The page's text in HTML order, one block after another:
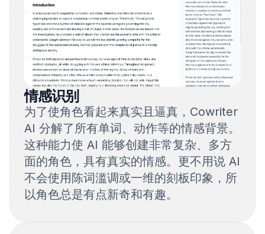
情感识别
为了使角色看起来真实且逼真，Cowriter
AI 分解了所有单词、动作等的情感背景。
这种能力使 AI 能够创建非常复杂、多方
面的角色，具有真实的情感。更不用说 AI
不会使用陈词滥调或一维的刻板印象，所
以角色总是有点新奇和有趣。